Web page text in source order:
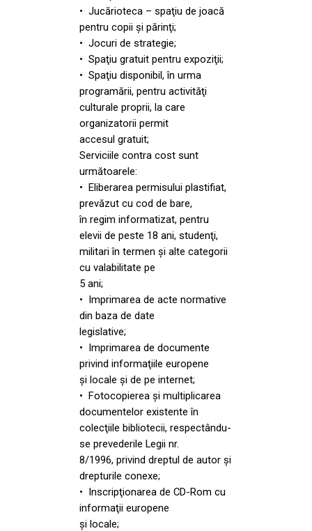
• Jucărioteca – spaţiu de joacă
pentru copii şi părinţi;
• Jocuri de strategie;
• Spaţiu gratuit pentru expoziţii;
• Spaţiu disponibil, în urma
programării, pentru activităţi
culturale proprii, la care
organizatorii permit
accesul gratuit;
Serviciile contra cost sunt
următoarele:
• Eliberarea permisului plastifiat,
prevăzut cu cod de bare,
în regim informatizat, pentru
elevii de peste 18 ani, studenţi,
militari în termen şi alte categorii
cu valabilitate pe
5 ani;
• Imprimarea de acte normative
din baza de date
legislative;
• Imprimarea de documente
privind informaţiile europene
şi locale şi de pe internet;
• Fotocopierea şi multiplicarea
documentelor existente în
colecţiile bibliotecii, respectându-
se prevederile Legii nr.
8/1996, privind dreptul de autor şi
drepturile conexe;
• Inscripţionarea de CD-Rom cu
informaţii europene
şi locale;